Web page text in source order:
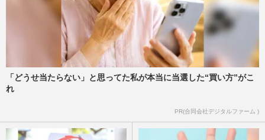
「どうせ当たらない」と思ってた私が本当に当選した“買い方”がこ
れ
PR(合同会社デジタルファーム )